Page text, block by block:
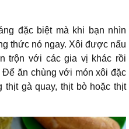
đặc biệt mà khi bạn nhìn
thức nó ngay. Xôi được nấu
trộn với các gia vị khác rồi
Để ăn chùng với món xôi đặc
gà quay, thịt bò hoặc thịt